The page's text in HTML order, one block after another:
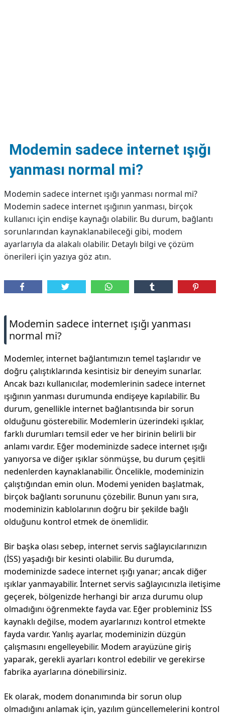
Modemin sadece internet ışığı
yanması normal mi?
Modemin sadece internet ışığı yanması normal mi?
Modemin sadece internet ışığının yanması, birçok
kullanıcı için endişe kaynağı olabilir. Bu durum, bağlantı
sorunlarından kaynaklanabileceği gibi, modem
ayarlarıyla da alakalı olabilir. Detaylı bilgi ve çözüm
önerileri için yazıya göz atın.
Modemin sadece internet ışığı yanması
normal mi?
Modemler, internet bağlantımızın temel taşlarıdır ve
doğru çalıştıklarında kesintisiz bir deneyim sunarlar.
Ancak bazı kullanıcılar, modemlerinin sadece internet
ışığının yanması durumunda endişeye kapılabilir. Bu
durum, genellikle internet bağlantısında bir sorun
olduğunu gösterebilir. Modemlerin üzerindeki ışıklar,
farklı durumları temsil eder ve her birinin belirli bir
anlamı vardır. Eğer modeminizde sadece internet ışığı
yanıyorsa ve diğer ışıklar sönmüşse, bu durum çeşitli
nedenlerden kaynaklanabilir. Öncelikle, modeminizin
çalıştığından emin olun. Modemi yeniden başlatmak,
birçok bağlantı sorununu çözebilir. Bunun yanı sıra,
modeminizin kablolarının doğru bir şekilde bağlı
olduğunu kontrol etmek de önemlidir.
Bir başka olası sebep, internet servis sağlayıcılarınızın
(İSS) yaşadığı bir kesinti olabilir. Bu durumda,
modeminizde sadece internet ışığı yanar; ancak diğer
ışıklar yanmayabilir. İnternet servis sağlayıcınızla iletişime
geçerek, bölgenizde herhangi bir arıza durumu olup
olmadığını öğrenmekte fayda var. Eğer probleminiz İSS
kaynaklı değilse, modem ayarlarınızı kontrol etmekte
fayda vardır. Yanlış ayarlar, modeminizin düzgün
çalışmasını engelleyebilir. Modem arayüzüne giriş
yaparak, gerekli ayarları kontrol edebilir ve gerekirse
fabrika ayarlarına dönebilirsiniz.
Ek olarak, modem donanımında bir sorun olup
olmadığını anlamak için, yazılım güncellemelerini kontrol